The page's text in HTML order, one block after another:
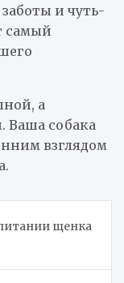
и чуть-
самый
а
Ваша собака
взглядом
щенка